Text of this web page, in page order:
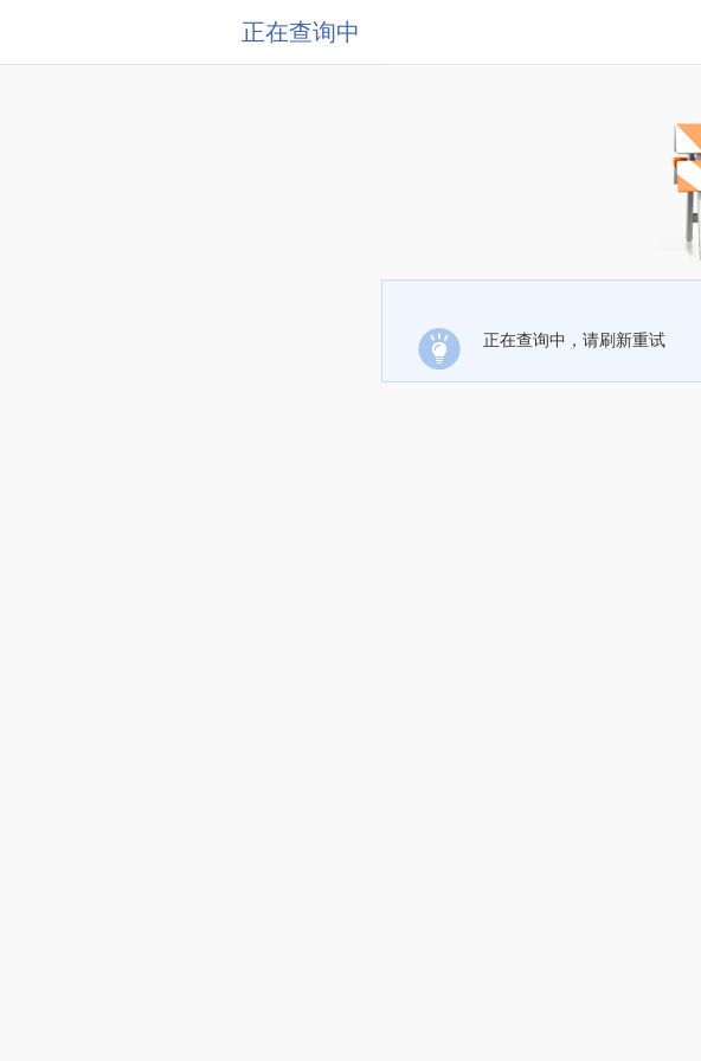
正在查询中
正在查询中，请刷新重试